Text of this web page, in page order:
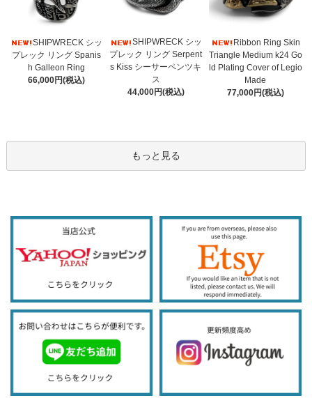
SHIPWRECK シッ
プレック リング Spanis
h Galleon Ring
66,000円(税込)
SHIPWRECK シッ
プレック リング Serpent
s Kiss シーサーペンツキ
ス
44,000円(税込)
Ribbon Ring Skin
Triangle Medium k24 Go
ld Plating Cover of Legio
Made
77,000円(税込)
もっと見る